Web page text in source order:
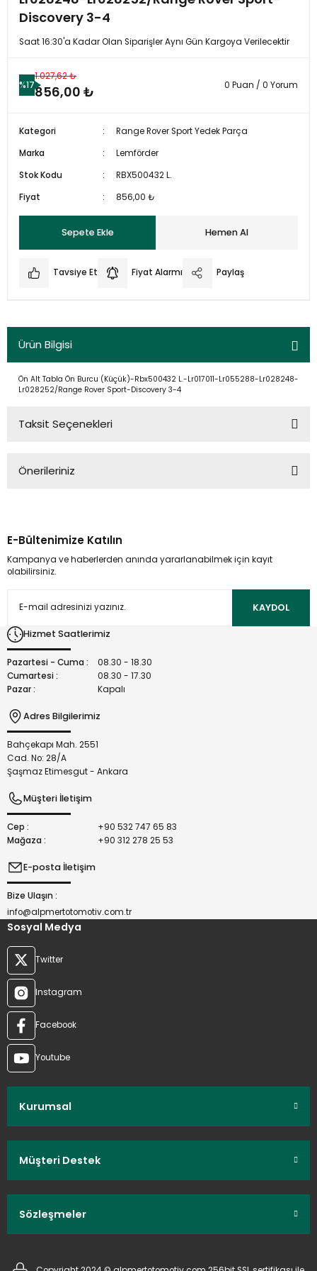
Discovery 3-4
Saat 16:30'a Kadar Olan Siparişler Aynı Gün Kargoya Verilecektir
%17
1.027,62 ₺
856,00 ₺ 0 Puan / 0 Yorum
Kategori
Range Rover Sport Yedek Parça
Marka
Lemförder
Stok Kodu
RBX500432 L.
Fiyat
856,00 ₺
Sepete Ekle Hemen Al
Tavsiye Et Fiyat Alarmı Paylaş
Ürün Bilgisi
Ön Alt Tabla Ön Burcu (Küçük)-Rbx500432 L.-Lr017011-Lr055288-Lr028248-
Lr028252/Range Rover Sport-Discovery 3-4
Taksit Seçenekleri
Önerileriniz
kullanarak tarafımıza iletebilirsiniz.
Görüş ve önerileriniz için teşekkür ederiz.
Ürün açıklamasında eksik bilgiler bulunuyor.
Bu ürüne benzer farklı alternatifler olmalı.
E-Bültenimize Katılın
Kampanya ve haberlerden anında yararlanabilmek için kayıt
olabilirsiniz.
KAYDOL
Hizmet Saatlerimiz
Pazartesi - Cuma :
08.30 - 18.30
Cumartesi :
08.30 - 17.30
Pazar :
Kapalı
Adres Bilgilerimiz
Bahçekapı Mah. 2551
Cad. No: 28/A
Şaşmaz Etimesgut - Ankara
Müşteri İletişim
Cep :
+90 532 747 65 83
Mağaza :
+90 312 278 25 53
E-posta İletişim
Bize Ulaşın :
info@alpmertotomotiv.com.tr
Sosyal Medya
Twitter
Instagram
Facebook
Youtube
Kurumsal
Müşteri Destek
Sözleşmeler